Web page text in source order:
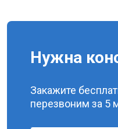
Нужна
Закажите
перезвоним за 5